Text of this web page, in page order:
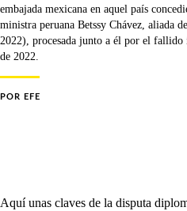
embajada mexicana en aquel país
ministra peruana Betssy Chávez, aliada
2022), procesada junto a él por el
de 2022.
POR EFE
Aquí unas claves de la disputa